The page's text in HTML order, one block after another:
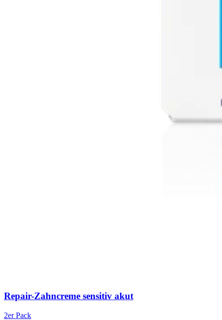
Repair-Zahncreme sensitiv akut
2er Pack